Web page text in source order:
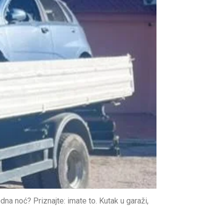
noć? Priznajte: imate to. Kutak u garaži,